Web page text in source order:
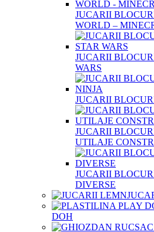
JUCARII
WORLD –
JUCARII
WARS
JUCARII
JUCARII
UTILAJE
JUCARII
DIVERSE
DOH